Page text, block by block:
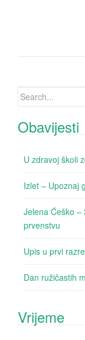
Search for:
Obavijesti
U zdravoj školi
Izlet – Upoznaj
Jelena Ćeško –
prvenstvu
Upis u prvi
Dan ružičastih
Vrijeme